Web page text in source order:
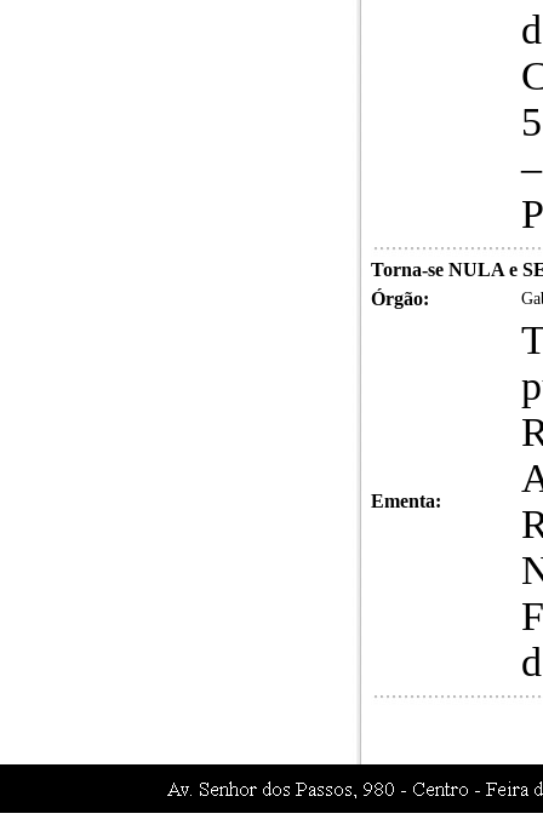
Torna-se NULA e
Órgão:
Ementa: